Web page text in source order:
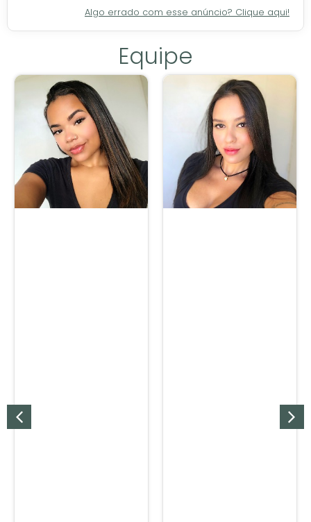
Algo errado com esse anúncio? Clique aqui!
Equipe